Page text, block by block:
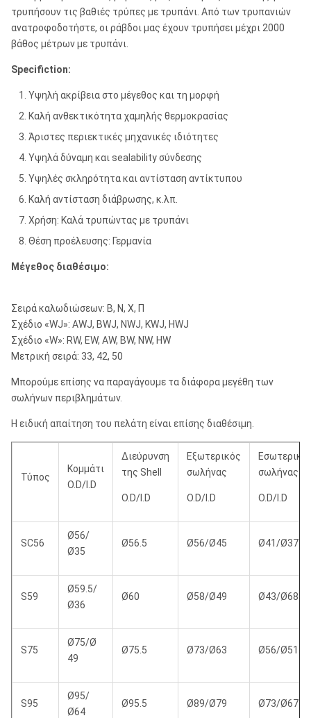
τρυπήσουν τις βαθιές τρύπες με τρυπάνι. Από των τρυπανιών
ανατροφοδοτήστε, οι ράβδοι μας έχουν τρυπήσει μέχρι 2000
βάθος μέτρων με τρυπάνι.
Specifiction:
Υψηλή ακρίβεια στο μέγεθος και τη μορφή
Καλή ανθεκτικότητα χαμηλής θερμοκρασίας
Άριστες περιεκτικές μηχανικές ιδιότητες
Υψηλά δύναμη και sealability σύνδεσης
Υψηλές σκληρότητα και αντίσταση αντίκτυπου
Καλή αντίσταση διάβρωσης, κ.λπ.
Χρήση: Καλά τρυπώντας με τρυπάνι
Θέση προέλευσης: Γερμανία
Μέγεθος διαθέσιμο:
Σειρά καλωδιώσεων: Β, Ν, Χ, Π
Σχέδιο «WJ»: AWJ, BWJ, NWJ, KWJ, HWJ
Σχέδιο «W»: RW, EW, AW, BW, NW, HW
Μετρική σειρά: 33, 42, 50
Μπορούμε επίσης να παραγάγουμε τα διάφορα μεγέθη των
σωλήνων περιβλημάτων.
Η ειδική απαίτηση του πελάτη είναι επίσης διαθέσιμη.
Τύπος
Κομμάτι
O.D/I.D
Διεύρυνση
της Shell
O.D/I.D
Εξωτερικός
σωλήνας
O.D/I.D
σωλήνας
O.D/I.D
SC56
Ø56/
Ø35
Ø56.5 Ø56/Ø45 Ø41/Ø37
S59
Ø59.5/
Ø36
Ø60 Ø58/Ø49 Ø43/Ø68
S75
Ø75/Ø
49
Ø75.5 Ø73/Ø63 Ø56/Ø51
S95
Ø95/
Ø64
Ø95.5 Ø89/Ø79 Ø73/Ø67